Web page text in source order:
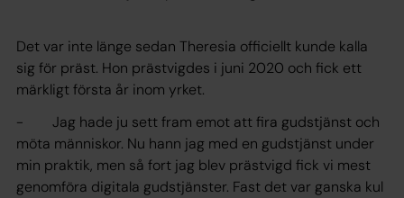
Det var inte länge sedan Theresia officiellt kunde kalla
sig för präst. Hon prästvigdes i juni 2020 och fick ett
märkligt första år inom yrket.
- Jag hade ju sett fram emot att fira gudstjänst och
möta människor. Nu hann jag med en gudstjänst under
min praktik, men så fort jag blev prästvigd fick vi mest
genomföra digitala gudstjänster. Fast det var ganska kul